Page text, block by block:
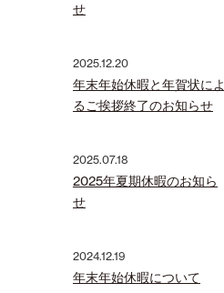
せ
2025.12.20
年末年始休暇と年賀状によ
るご挨拶終了のお知らせ
2025.07.18
2025年夏期休暇のお知ら
せ
2024.12.19
年末年始休暇について